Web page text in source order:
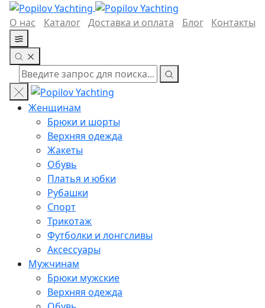
О нас Каталог Доставка и оплата Блог Контакты
Женщинам
Брюки и шорты
Верхняя одежда
Жакеты
Обувь
Платья и юбки
Рубашки
Спорт
Трикотаж
Футболки и лонгсливы
Аксессуары
Мужчинам
Брюки мужские
Верхняя одежда